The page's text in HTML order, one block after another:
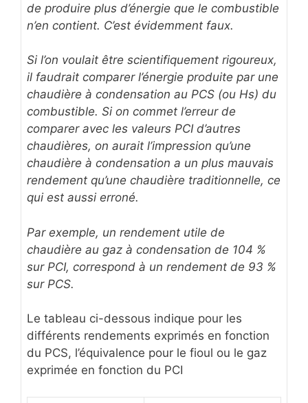
de produire plus d’énergie que le combustible
n’en contient. C’est évidemment faux.
Si l’on voulait être scientifiquement rigoureux,
il faudrait comparer l’énergie produite par une
chaudière à condensation au PCS (ou Hs) du
combustible. Si on commet l’erreur de
comparer avec les valeurs PCI d’autres
chaudières, on aurait l’impression qu’une
chaudière à condensation a un plus mauvais
rendement qu’une chaudière traditionnelle, ce
qui est aussi erroné.
Par exemple, un rendement utile de
chaudière au gaz à condensation de 104 %
sur PCI, correspond à un rendement de 93 %
sur PCS.
Le tableau ci-dessous indique pour les
différents rendements exprimés en fonction
du PCS, l’équivalence pour le fioul ou le gaz
exprimée en fonction du PCI